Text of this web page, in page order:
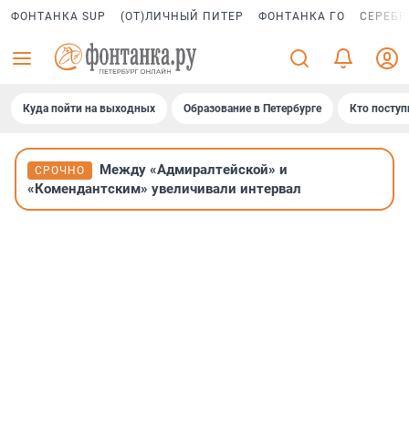
ФОНТАНКА SUP (ОТ)ЛИЧНЫЙ ПИТЕР ФОНТАНКА ГО
Куда пойти на выходных Образование в Петербурге Кто
СРОЧНО
Между «Адмиралтейской» и
«Комендантским» увеличивали интервал